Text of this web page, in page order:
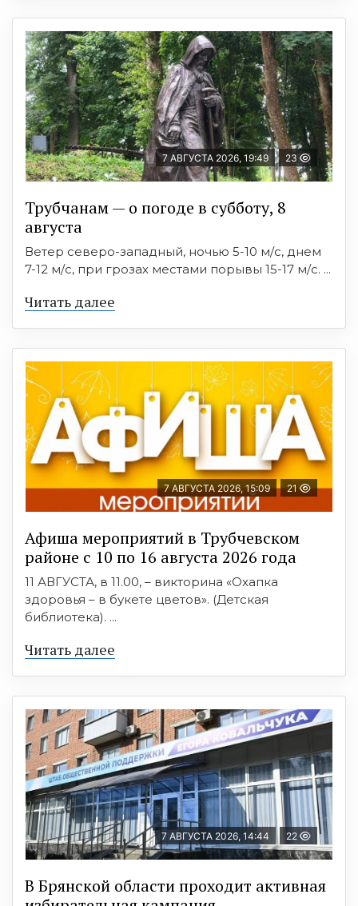
7 АВГУСТА 2026, 19:49 23
Трубчанам — о погоде в субботу, 8
августа
Ветер северо-западный, ночью 5-10 м/с, днем
7-12 м/с, при грозах местами порывы 15-17 м/с. ...
Читать далее
7 АВГУСТА 2026, 15:09 21
Афиша мероприятий в Трубчевском
районе с 10 по 16 августа 2026 года
11 АВГУСТА, в 11.00, – викторина «Охапка
здоровья – в букете цветов». (Детская
библиотека). ...
Читать далее
7 АВГУСТА 2026, 14:44 22
В Брянской области проходит активная